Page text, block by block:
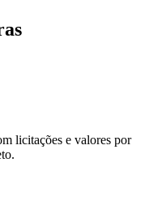
licitações e valores por